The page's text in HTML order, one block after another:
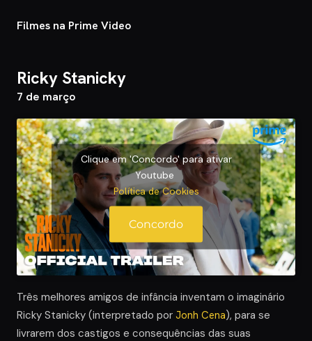
Filmes na Prime Video
Ricky Stanicky
7 de março
Clique em 'Concordo' para ativar
Youtube
Política de Cookies
Concordo
Três melhores amigos de infância inventam o imaginário
Ricky Stanicky (interpretado por Jonh Cena), para se
livrarem dos castigos e consequências das suas